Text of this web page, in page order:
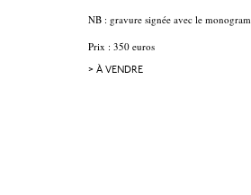
NB : gravure signée avec le
Prix : 350 euros
> À VENDRE